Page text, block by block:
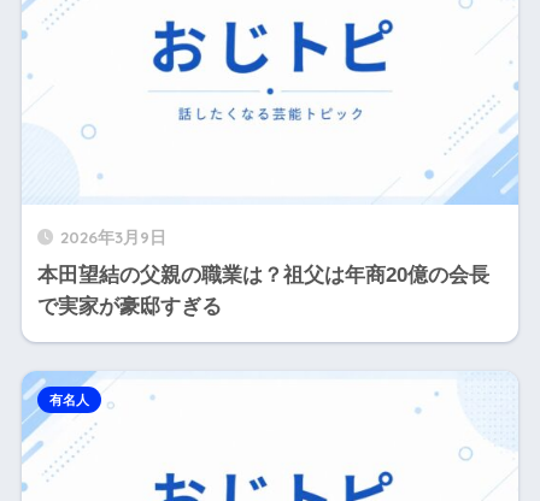
2026年3月9日
本田望結の父親の職業は？祖父は年商20億の会長
で実家が豪邸すぎる
有名人